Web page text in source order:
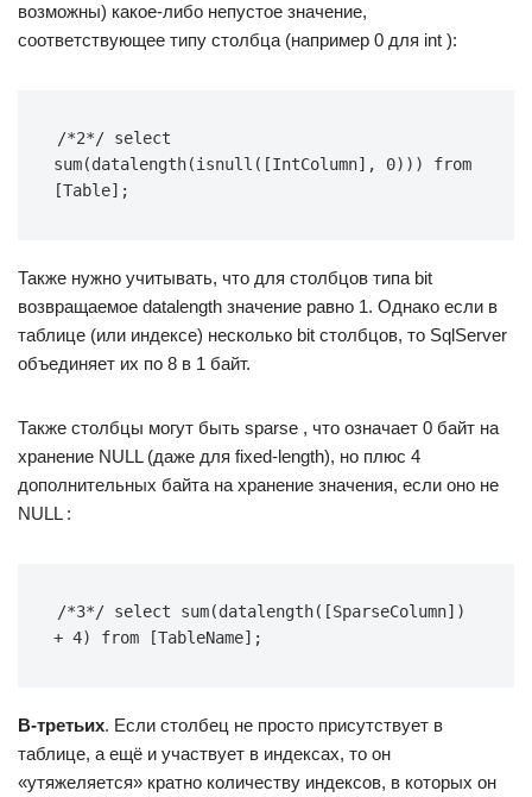
возможны) какое-либо непустое значение,
соответствующее типу столбца (например 0 для int ):
/*2*/ select
sum(datalength(isnull([IntColumn], 0))) from
[Table];
Также нужно учитывать, что для столбцов типа bit
возвращаемое datalength значение равно 1. Однако если в
таблице (или индексе) несколько bit столбцов, то SqlServer
объединяет их по 8 в 1 байт.
Также столбцы могут быть sparse , что означает 0 байт на
хранение NULL (даже для fixed-length), но плюс 4
дополнительных байта на хранение значения, если оно не
NULL :
/*3*/ select sum(datalength([SparseColumn])
+ 4) from [TableName];
В-третьих. Если столбец не просто присутствует в
таблице, а ещё и участвует в индексах, то он
«утяжеляется» кратно количеству индексов, в которых он